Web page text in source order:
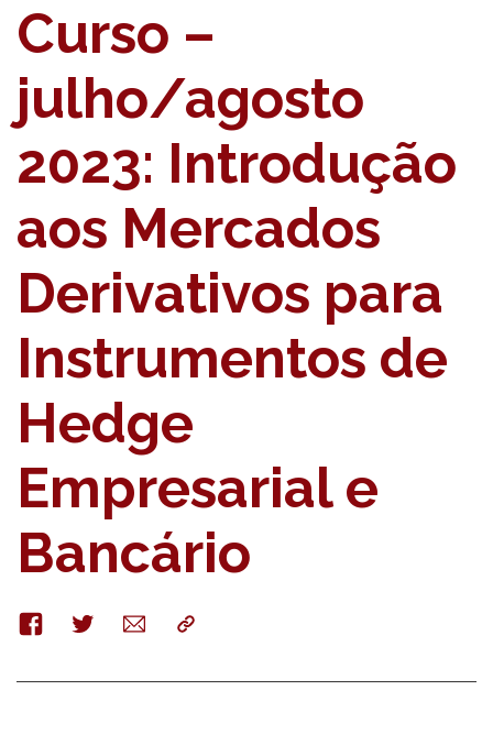
Curso –
julho/agosto
2023: Introdução
aos Mercados
Derivativos para
Instrumentos de
Hedge
Empresarial e
Bancário
FacebookTwitterE-
mail
Copy